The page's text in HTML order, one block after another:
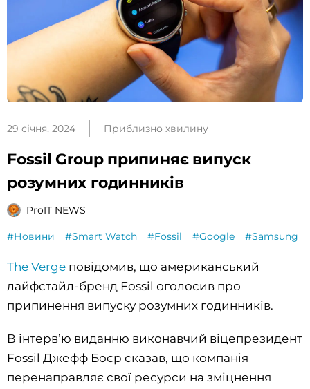
29 січня, 2024 Приблизно хвилину
Fossil Group припиняє випуск
розумних годинників
ProIT NEWS
#Новини #Smart Watch #Fossil #Google #Samsung
The Verge повідомив, що американський
лайфстайл-бренд Fossil оголосив про
припинення випуску розумних годинників.
В інтервʼю виданню виконавчий віцепрезидент
Fossil Джефф Боєр сказав, що компанія
перенаправляє свої ресурси на зміцнення